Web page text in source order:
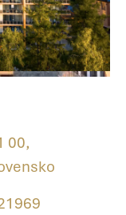
00,